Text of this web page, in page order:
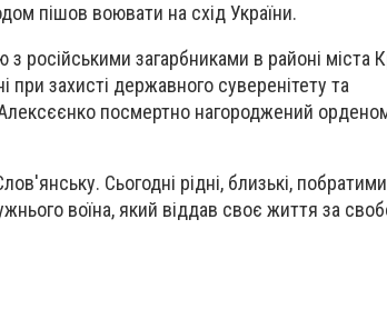
пішов воювати на схід України.
російськими загарбниками в районі міста
при захисті державного суверенітету та
Алексєєнко посмертно нагороджений
Сьогодні рідні, близькі,
воїна, який віддав своє життя за